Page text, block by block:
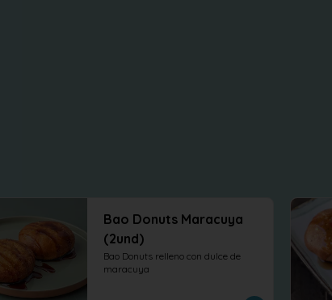
Bao Donuts Maracuya
(2und)
Bao Donuts relleno con dulce de
maracuya